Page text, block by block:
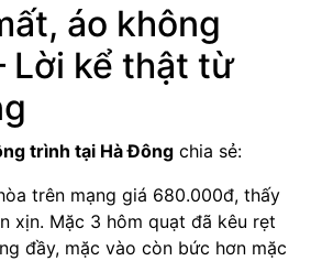
áo không
Lời kể thật từ
trình tại Hà Đông chia sẻ:
trên mạng giá 680.000đ, thấy
xịn. Mặc 3 hôm quạt đã kêu rẹt
đầy, mặc vào còn bức hơn mặc